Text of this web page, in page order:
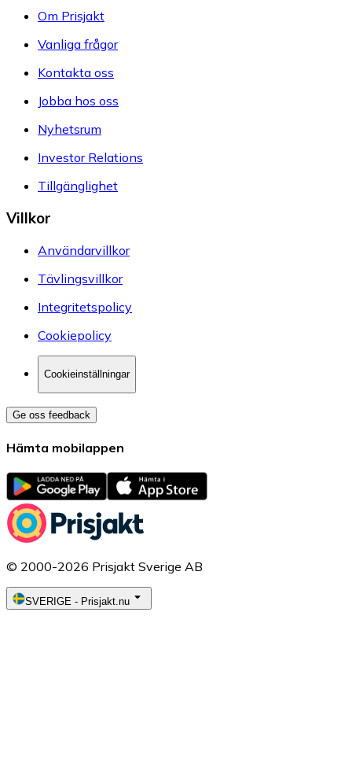
Om Prisjakt
Vanliga frågor
Kontakta oss
Jobba hos oss
Nyhetsrum
Investor Relations
Tillgänglighet
Villkor
Användarvillkor
Tävlingsvillkor
Integritetspolicy
Cookiepolicy
Cookieinställningar
Ge oss feedback
Hämta mobilappen
© 2000-2026 Prisjakt Sverige AB
SVERIGE - Prisjakt.nu